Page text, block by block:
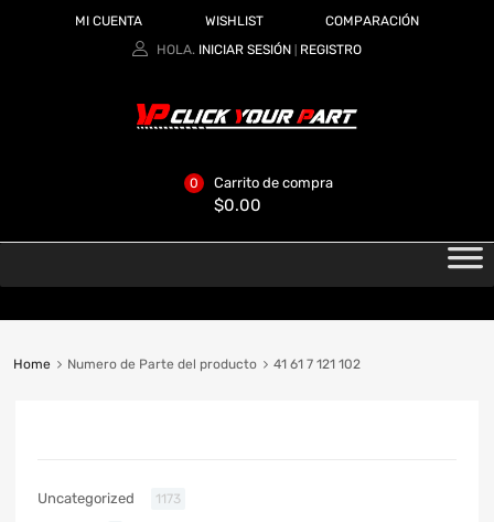
MI CUENTA WISHLIST
COMPARACIÓN
HOLA. INICIAR SESIÓN REGISTRO
Carrito de compra
$0.00
0
Home Numero de Parte del producto 41 61 7 121 102
Uncategorized 1173